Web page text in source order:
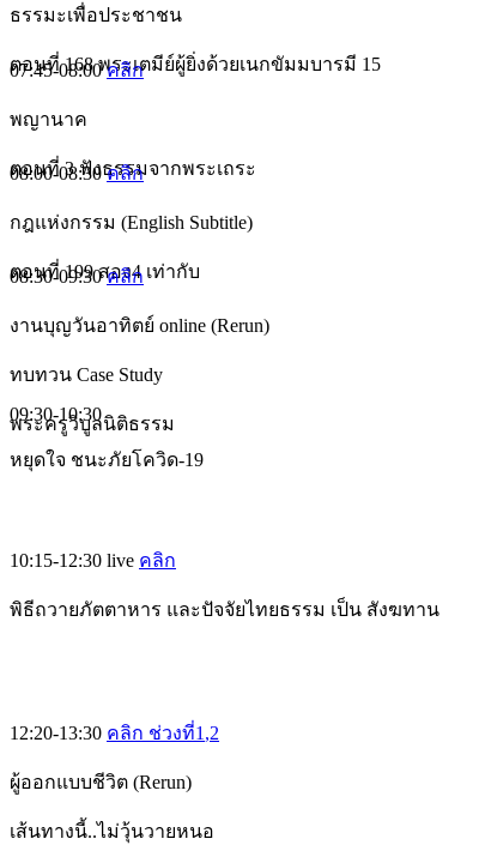
ธรรมะเพื่อประชาชน
ตอนที่ 168 พระเตมีย์ผู้ยิ่งด้วยเนกขัมมบารมี 15
07:45-08:00คลิก
พญานาค
ตอนที่ 3 ฟังธรรมจากพระเถระ
08:00-08:30คลิก
กฎแห่งกรรม (English Subtitle)
ตอนที่ 199 สอง4 เท่ากับ
08:30-09:30คลิก
งานบุญวันอาทิตย์ online (Rerun)
ทบทวน Case Study
พระครูวิบูลนิติธรรม
09:30-10:30
หยุดใจ ชนะภัยโควิด-19
10:15-12:30 live คลิก
พิธีถวายภัตตาหาร และปัจจัยไทยธรรม เป็น สังฆทาน
12:20-13:30 คลิก ช่วงที่1 ,2
ผู้ออกแบบชีวิต (Rerun)
เส้นทางนี้..ไม่วุ้นวายหนอ